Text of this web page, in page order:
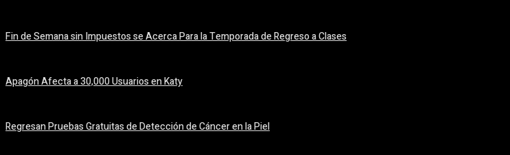
Fin de Semana sin Impuestos se Acerca Para la Temporada de Regreso a Clases
Apagón Afecta a 30,000 Usuarios en Katy
Regresan Pruebas Gratuitas de Detección de Cáncer en la Piel